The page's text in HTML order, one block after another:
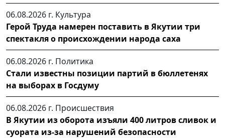
06.08.2026 г. Культура
Герой Труда намерен поставить в Якутии три
спектакля о происхождении народа саха
06.08.2026 г. Политика
Стали известны позиции партий в бюллетенях
на выборах в Госдуму
06.08.2026 г. Происшествия
В Якутии из оборота изъяли 400 литров сливок и
суората из-за нарушений безопасности